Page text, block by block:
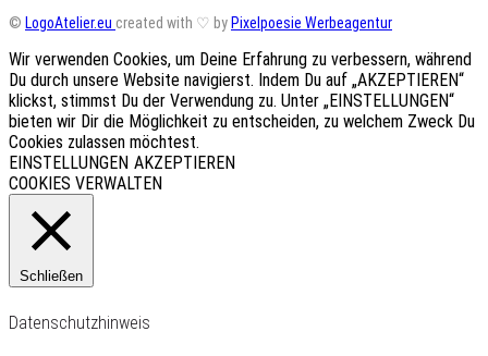
© LogoAtelier.eu created with ♡ by Pixelpoesie Werbeagentur
Wir verwenden Cookies, um Deine Erfahrung zu verbessern, während
Du durch unsere Website navigierst. Indem Du auf „AKZEPTIEREN“
klickst, stimmst Du der Verwendung zu. Unter „EINSTELLUNGEN“
bieten wir Dir die Möglichkeit zu entscheiden, zu welchem Zweck Du
Cookies zulassen möchtest.
EINSTELLUNGEN AKZEPTIEREN
COOKIES VERWALTEN
Schließen
Datenschutzhinweis